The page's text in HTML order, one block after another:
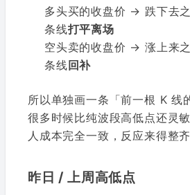
多头买的收盘价 → 跌下去
条线打平离场
空头卖的收盘价 → 涨上来
条线 回补
所以单独画一条「前一根 K 线
很多时候比纯波段高低点还
人成本完全一致，反应来得整齐
昨日 / 上周高低点